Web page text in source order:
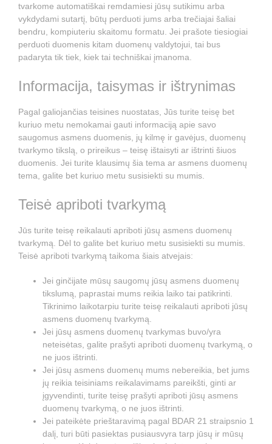
tvarkome automatiškai remdamiesi jūsų sutikimu arba
vykdydami sutartį, būtų perduoti jums arba trečiajai šaliai
bendru, kompiuteriu skaitomu formatu. Jei prašote tiesiogiai
perduoti duomenis kitam duomenų valdytojui, tai bus
padaryta tik tiek, kiek tai techniškai įmanoma.
Informacija, taisymas ir ištrynimas
Pagal galiojančias teisines nuostatas, Jūs turite teisę bet
kuriuo metu nemokamai gauti informaciją apie savo
saugomus asmens duomenis, jų kilmę ir gavėjus, duomenų
tvarkymo tikslą, o prireikus – teisę ištaisyti ar ištrinti šiuos
duomenis. Jei turite klausimų šia tema ar asmens duomenų
tema, galite bet kuriuo metu susisiekti su mumis.
Teisė apriboti tvarkymą
Jūs turite teisę reikalauti apriboti jūsų asmens duomenų
tvarkymą. Dėl to galite bet kuriuo metu susisiekti su mumis.
Teisė apriboti tvarkymą taikoma šiais atvejais:
Jei ginčijate mūsų saugomų jūsų asmens duomenų
tikslumą, paprastai mums reikia laiko tai patikrinti.
Tikrinimo laikotarpiu turite teisę reikalauti apriboti jūsų
asmens duomenų tvarkymą.
Jei jūsų asmens duomenų tvarkymas buvo/yra
neteisėtas, galite prašyti apriboti duomenų tvarkymą, o
ne juos ištrinti.
Jei jūsų asmens duomenų mums nebereikia, bet jums
jų reikia teisiniams reikalavimams pareikšti, ginti ar
įgyvendinti, turite teisę prašyti apriboti jūsų asmens
duomenų tvarkymą, o ne juos ištrinti.
Jei pateikėte prieštaravimą pagal BDAR 21 straipsnio 1
dalį, turi būti pasiektas pusiausvyra tarp jūsų ir mūsų